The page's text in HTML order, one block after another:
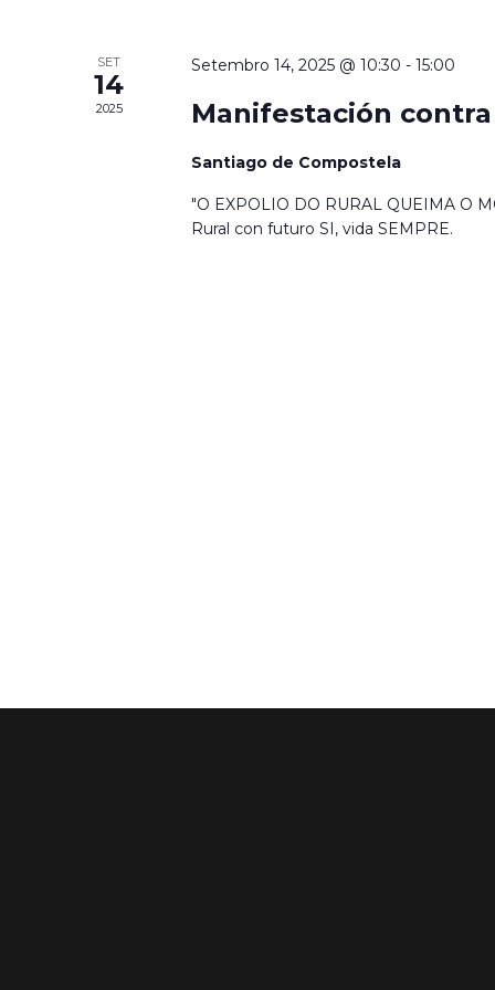
Eventos
SET
14
2025
Setembro 14, 2025 @ 10:30 -15:00
Manifestación
Santiago de Compostela
"O EXPOLIO DO RURAL QUEIMA O
Rural con futuro SI, vida SEMPRE.